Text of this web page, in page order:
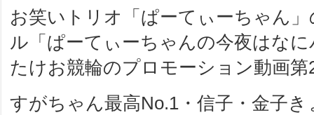
お笑いトリオ「ぱーてぃーちゃん
ル「ぱーてぃーちゃんの今夜はな
たけお競輪のプロモーション動画
すがちゃん最高No.1・信子・金子